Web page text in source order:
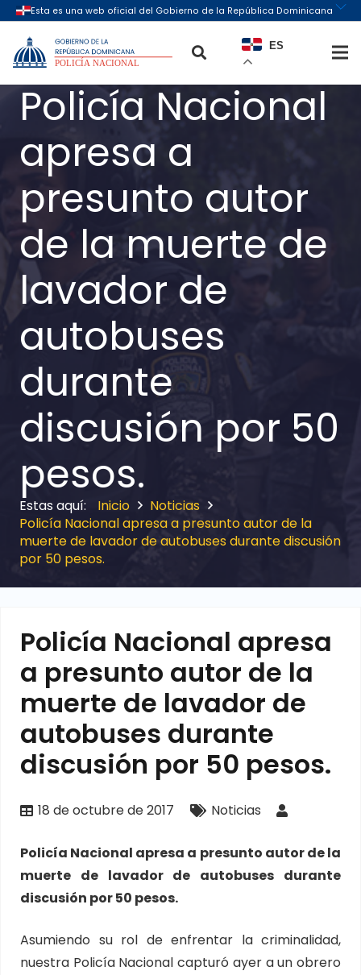
ES
Policía Nacional
apresa a
presunto autor
de la muerte de
lavador de
autobuses
durante
discusión por 50
pesos.
Inicio
Noticias
Policía Nacional apresa a presunto autor de la
muerte de lavador de autobuses durante discusión
por 50 pesos.
Policía Nacional apresa
a presunto autor de la
muerte de lavador de
autobuses durante
discusión por 50 pesos.
18 de octubre de 2017 Noticias
Policía Nacional apresa a presunto autor de la
muerte de lavador de autobuses durante
discusión por 50 pesos.
Asumiendo su rol de enfrentar la criminalidad,
nuestra Policía Nacional capturó ayer a un obrero